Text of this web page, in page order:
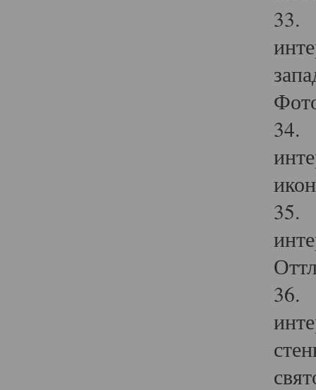
33.
34.
35.
36.